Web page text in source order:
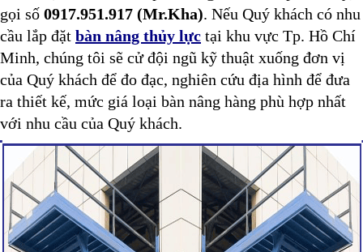
gọi số 0917.951.917 (Mr.Kha). Nếu Quý khách có nhu
cầu lắp đặt bàn nâng thủy lực tại khu vực Tp. Hồ Chí
Minh, chúng tôi sẽ cử đội ngũ kỹ thuật xuống đơn vị
của Quý khách để đo đạc, nghiên cứu địa hình để đưa
ra thiết kế, mức giá loại bàn nâng hàng phù hợp nhất
với nhu cầu của Quý khách.